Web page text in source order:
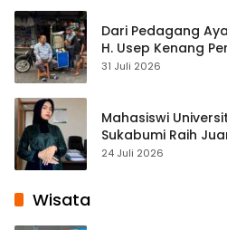
Dari Pedagang
H. Usep Kenang
Cisaat
31 Juli 2026
Mahasiswi
Sukabumi Raih
Pembelajaran
24 Juli 2026
Wisata